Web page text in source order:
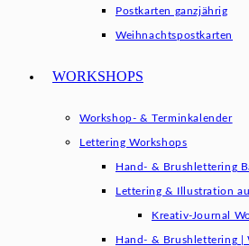
Postkarten ganzjährig
Weihnachtspostkarten
WORKSHOPS
Workshop- & Terminkalender
Lettering Workshops
Hand- & Brushlettering
Lettering & Illustration
Kreativ-Journal
Hand- & Brushlettering |